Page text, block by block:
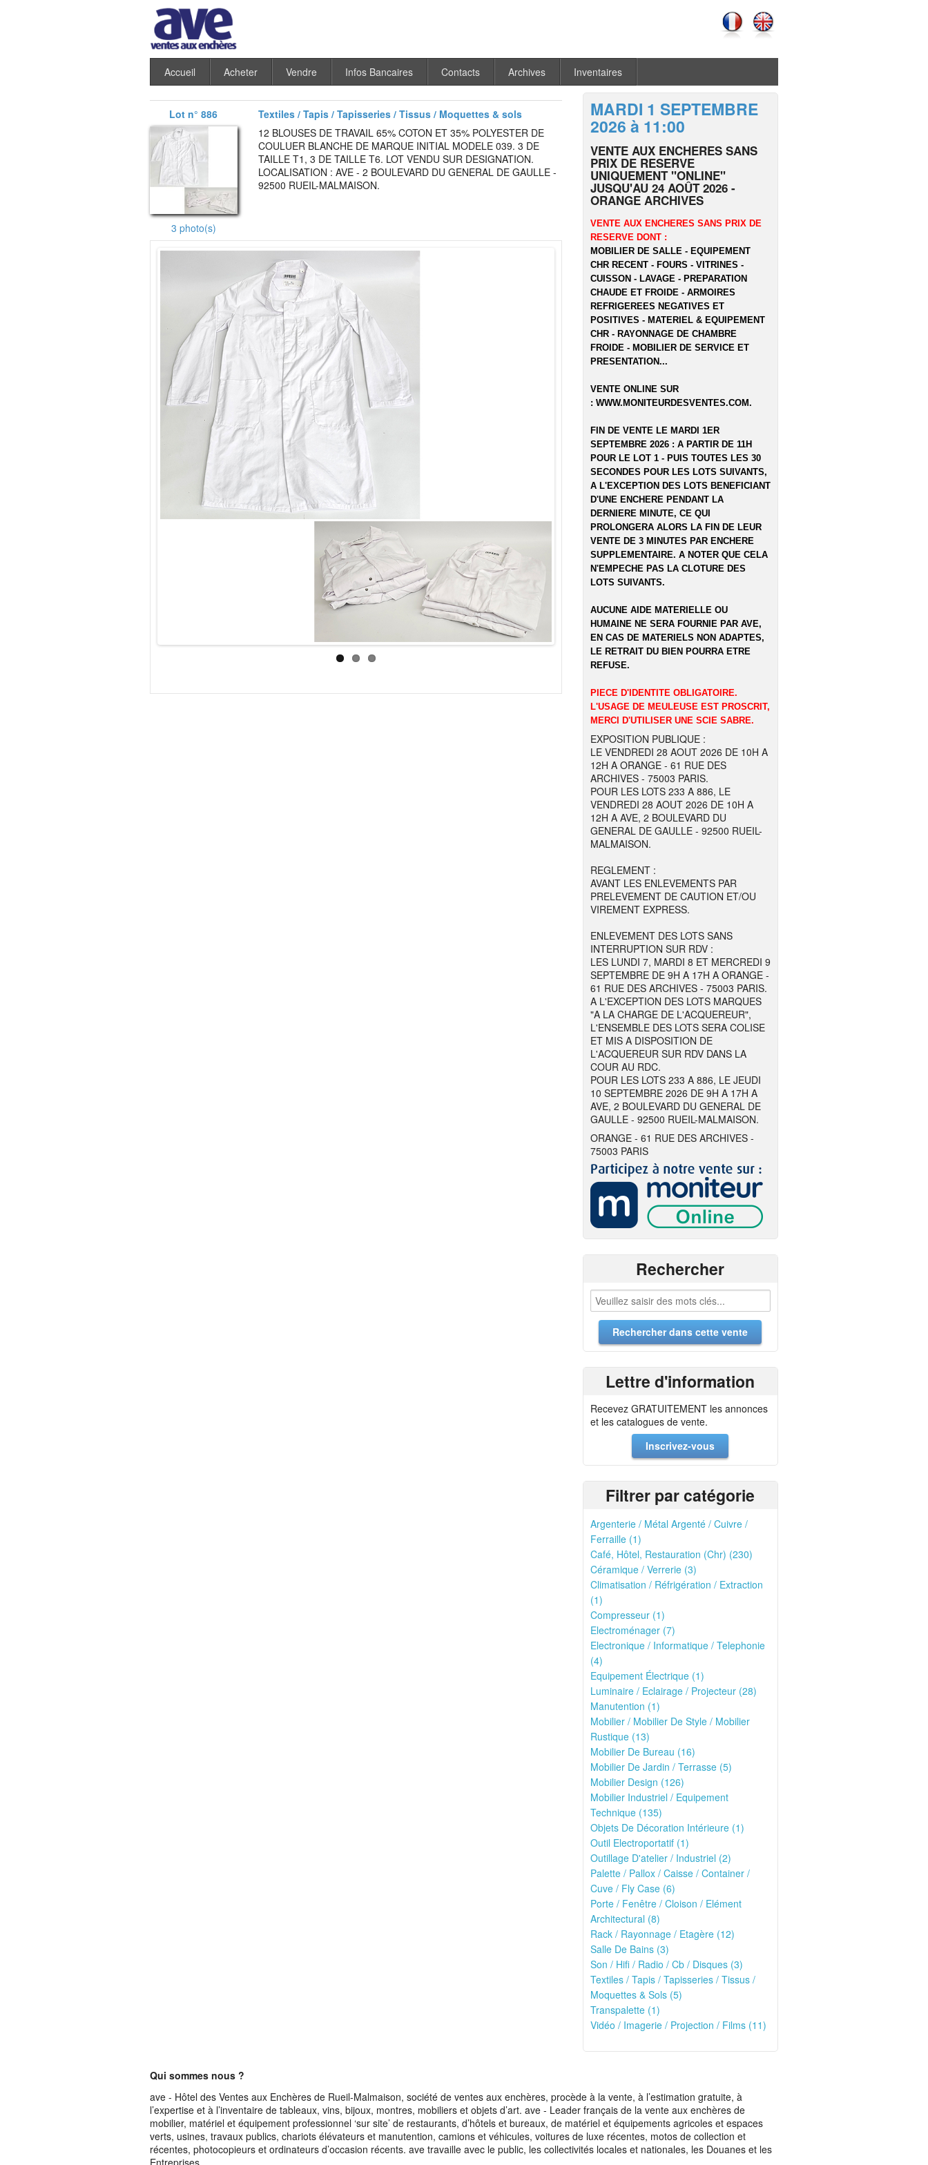
Accueil Acheter Vendre Infos Bancaires Contacts Archives Inventaires
Lot n° 886 Textiles / Tapis / Tapisseries / Tissus / Moquettes & sols
3 photo(s)
12 BLOUSES DE TRAVAIL 65% COTON ET 35% POLYESTER DE
COULUER BLANCHE DE MARQUE INITIAL MODELE 039. 3 DE
TAILLE T1, 3 DE TAILLE T6. LOT VENDU SUR DESIGNATION.
LOCALISATION : AVE - 2 BOULEVARD DU GENERAL DE GAULLE -
92500 RUEIL-MALMAISON.
MARDI 1 SEPTEMBRE
2026 à 11:00
VENTE AUX ENCHERES SANS
PRIX DE RESERVE
UNIQUEMENT "ONLINE"
JUSQU'AU 24 AOÛT 2026 -
ORANGE ARCHIVES
VENTE AUX ENCHERES SANS PRIX DE
RESERVE DONT :
MOBILIER DE SALLE - EQUIPEMENT
CHR RECENT - FOURS - VITRINES -
CUISSON - LAVAGE - PREPARATION
CHAUDE ET FROIDE - ARMOIRES
REFRIGEREES NEGATIVES ET
POSITIVES - MATERIEL & EQUIPEMENT
CHR - RAYONNAGE DE CHAMBRE
FROIDE - MOBILIER DE SERVICE ET
PRESENTATION...
VENTE ONLINE SUR
: WWW.MONITEURDESVENTES.COM.
FIN DE VENTE LE MARDI 1ER
SEPTEMBRE 2026 : A PARTIR DE 11H
POUR LE LOT 1 - PUIS TOUTES LES 30
SECONDES POUR LES LOTS SUIVANTS,
A L'EXCEPTION DES LOTS BENEFICIANT
D'UNE ENCHERE PENDANT LA
DERNIERE MINUTE, CE QUI
PROLONGERA ALORS LA FIN DE LEUR
VENTE DE 3 MINUTES PAR ENCHERE
SUPPLEMENTAIRE. A NOTER QUE CELA
N'EMPECHE PAS LA CLOTURE DES
LOTS SUIVANTS.
AUCUNE AIDE MATERIELLE OU
HUMAINE NE SERA FOURNIE PAR AVE,
EN CAS DE MATERIELS NON ADAPTES,
LE RETRAIT DU BIEN POURRA ETRE
REFUSE.
PIECE D'IDENTITE OBLIGATOIRE.
L'USAGE DE MEULEUSE EST PROSCRIT,
MERCI D'UTILISER UNE SCIE SABRE.
EXPOSITION PUBLIQUE :
LE VENDREDI 28 AOUT 2026 DE 10H A
12H A ORANGE - 61 RUE DES
ARCHIVES - 75003 PARIS.
POUR LES LOTS 233 A 886, LE
VENDREDI 28 AOUT 2026 DE 10H A
12H A AVE, 2 BOULEVARD DU
GENERAL DE GAULLE - 92500 RUEIL-
MALMAISON.
REGLEMENT :
AVANT LES ENLEVEMENTS PAR
PRELEVEMENT DE CAUTION ET/OU
VIREMENT EXPRESS.
ENLEVEMENT DES LOTS SANS
INTERRUPTION SUR RDV :
LES LUNDI 7, MARDI 8 ET MERCREDI 9
SEPTEMBRE DE 9H A 17H A ORANGE -
61 RUE DES ARCHIVES - 75003 PARIS.
A L'EXCEPTION DES LOTS MARQUES
"A LA CHARGE DE L'ACQUEREUR",
L'ENSEMBLE DES LOTS SERA COLISE
ET MIS A DISPOSITION DE
L'ACQUEREUR SUR RDV DANS LA
COUR AU RDC.
POUR LES LOTS 233 A 886, LE JEUDI
10 SEPTEMBRE 2026 DE 9H A 17H A
AVE, 2 BOULEVARD DU GENERAL DE
GAULLE - 92500 RUEIL-MALMAISON.
ORANGE - 61 RUE DES ARCHIVES -
75003 PARIS
Rechercher
Lettre d'information
Recevez GRATUITEMENT les annonces
et les catalogues de vente.
Inscrivez-vous
Filtrer par catégorie
Argenterie / Métal Argenté / Cuivre /
Ferraille (1)
Café, Hôtel, Restauration (Chr) (230)
Céramique / Verrerie (3)
Climatisation / Réfrigération / Extraction
(1)
Compresseur (1)
Electroménager (7)
Electronique / Informatique / Telephonie
(4)
Equipement Électrique (1)
Luminaire / Eclairage / Projecteur (28)
Manutention (1)
Mobilier / Mobilier De Style / Mobilier
Rustique (13)
Mobilier De Bureau (16)
Mobilier De Jardin / Terrasse (5)
Mobilier Design (126)
Mobilier Industriel / Equipement
Technique (135)
Objets De Décoration Intérieure (1)
Outil Electroportatif (1)
Outillage D'atelier / Industriel (2)
Palette / Pallox / Caisse / Container /
Cuve / Fly Case (6)
Porte / Fenêtre / Cloison / Elément
Architectural (8)
Rack / Rayonnage / Etagère (12)
Salle De Bains (3)
Son / Hifi / Radio / Cb / Disques (3)
Textiles / Tapis / Tapisseries / Tissus /
Moquettes & Sols (5)
Transpalette (1)
Vidéo / Imagerie / Projection / Films (11)
Qui sommes nous ?
ave - Hôtel des Ventes aux Enchères de Rueil-Malmaison, société de ventes aux enchères, procède à la vente, à l’estimation gratuite, à
l’expertise et à l’inventaire de tableaux, vins, bijoux, montres, mobiliers et objets d’art. ave - Leader français de la vente aux enchères de
mobilier, matériel et équipement professionnel ‘sur site’ de restaurants, d’hôtels et bureaux, de matériel et équipements agricoles et espaces
verts, usines, travaux publics, chariots élévateurs et manutention, camions et véhicules, voitures de luxe récentes, motos de collection et
récentes, photocopieurs et ordinateurs d’occasion récents. ave travaille avec le public, les collectivités locales et nationales, les Douanes et les